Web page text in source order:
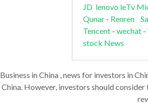
JD lenovo leTv
Qunar- Renren
Tencent- wechat -
stock News
Business in China , news for investors in
China. However, investors should